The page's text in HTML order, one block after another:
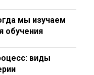
мы изучаем
обучения
виды